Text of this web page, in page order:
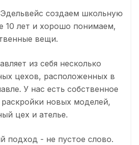
создаем школьную
10 лет и хорошо понимаем,
вещи.
из себя несколько
цехов, расположенных в
У нас есть собственное
новых моделей,
цех и ателье.
подход - не пустое слово.